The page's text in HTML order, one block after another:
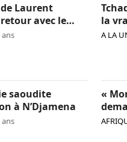
Laurent
avec le
ans
la
Itno
A LA
saoudite
à N’Djamena
ans
«